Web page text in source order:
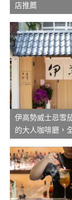
店推薦
伊高勢威士忌雪
的大人咖啡廳，